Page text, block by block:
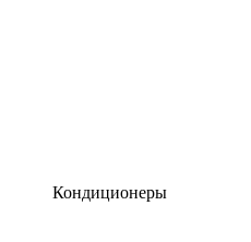
Кондиционеры